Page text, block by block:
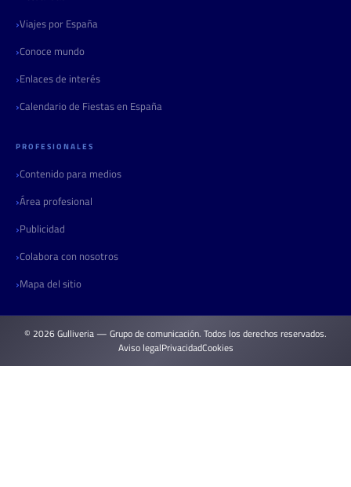
Viajes por España
Conoce mundo
Enlaces de interés
Calendario de Fiestas en España
PROFESIONALES
Contenido para medios
Área profesional
Publicidad
Colabora con nosotros
Mapa del sitio
© 2026 Gulliveria — Grupo de comunicación. Todos los derechos reservados.
Aviso legalPrivacidadCookies